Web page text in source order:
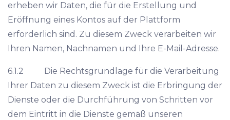
erheben wir Daten, die für die Erstellung und
Eröffnung eines Kontos auf der Plattform
erforderlich sind. Zu diesem Zweck verarbeiten wir
Ihren Namen, Nachnamen und Ihre E-Mail-Adresse.
6.1.2 Die Rechtsgrundlage für die Verarbeitung
Ihrer Daten zu diesem Zweck ist die Erbringung der
Dienste oder die Durchführung von Schritten vor
dem Eintritt in die Dienste gemäß unseren